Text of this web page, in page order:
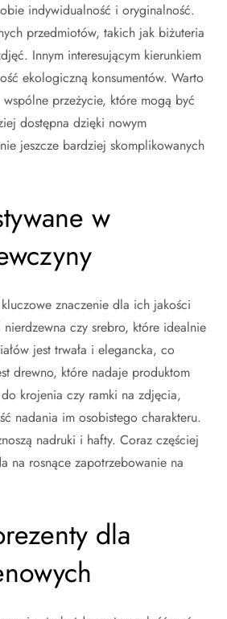
indywidualność i oryginalność.
przedmiotów, takich jak biżuteria
Innym interesującym kierunkiem
ekologiczną konsumentów. Warto
przeżycie, które mogą być
dostępna dzięki nowym
jeszcze bardziej skomplikowanych
w
znaczenie dla ich jakości
czy srebro, które idealnie
jest trwała i elegancka, co
drewno, które nadaje produktom
krojenia czy ramki na zdjęcia,
nadania im osobistego charakteru.
nadruki i hafty. Coraz częściej
na rosnące zapotrzebowanie na
dla